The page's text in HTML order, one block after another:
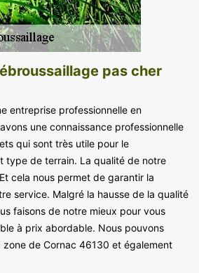
pas cher
entreprise professionnelle en
une connaissance professionnelle
qui sont très utile pour le
type de terrain. La qualité de notre
cela nous permet de garantir la
service. Malgré la hausse de la qualité
faisons de notre mieux pour vous
à prix abordable. Nous pouvons
de Cornac 46130 et également